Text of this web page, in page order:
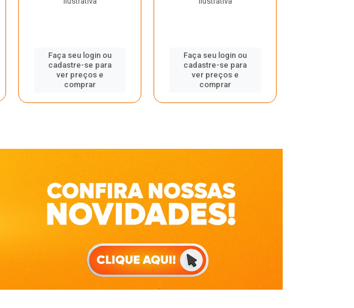
Faça seu login ou
cadastre-se para
ver preços e
comprar
Faça seu login ou
cadastre-se para
ver preços e
comprar